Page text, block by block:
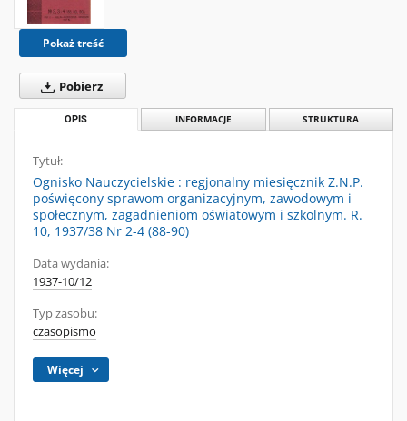
Pokaż treść
Pobierz
OPIS INFORMACJE STRUKTURA
Tytuł:
Ognisko Nauczycielskie : regjonalny miesięcznik Z.N.P.
poświęcony sprawom organizacyjnym, zawodowym i
społecznym, zagadnieniom oświatowym i szkolnym. R.
10, 1937/38 Nr 2-4 (88-90)
Data wydania:
1937-10/12
Typ zasobu:
czasopismo
Więcej